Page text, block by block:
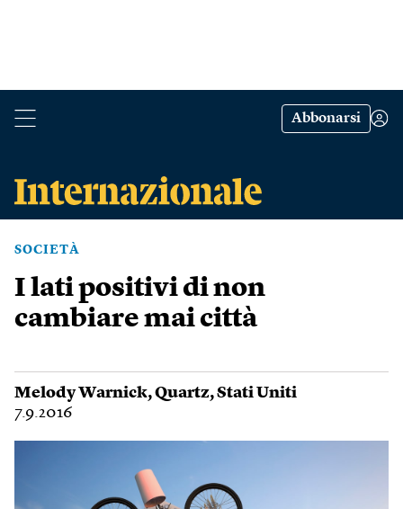
Abbonarsi
SOCIETÀ
I lati positivi di non
cambiare mai città
Melody Warnick,Quartz,Stati Uniti
7.9.2016